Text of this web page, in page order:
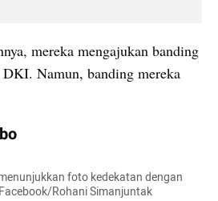
mereka mengajukan banding
Namun, banding mereka
foto kedekatan dengan
Rohani Simanjuntak